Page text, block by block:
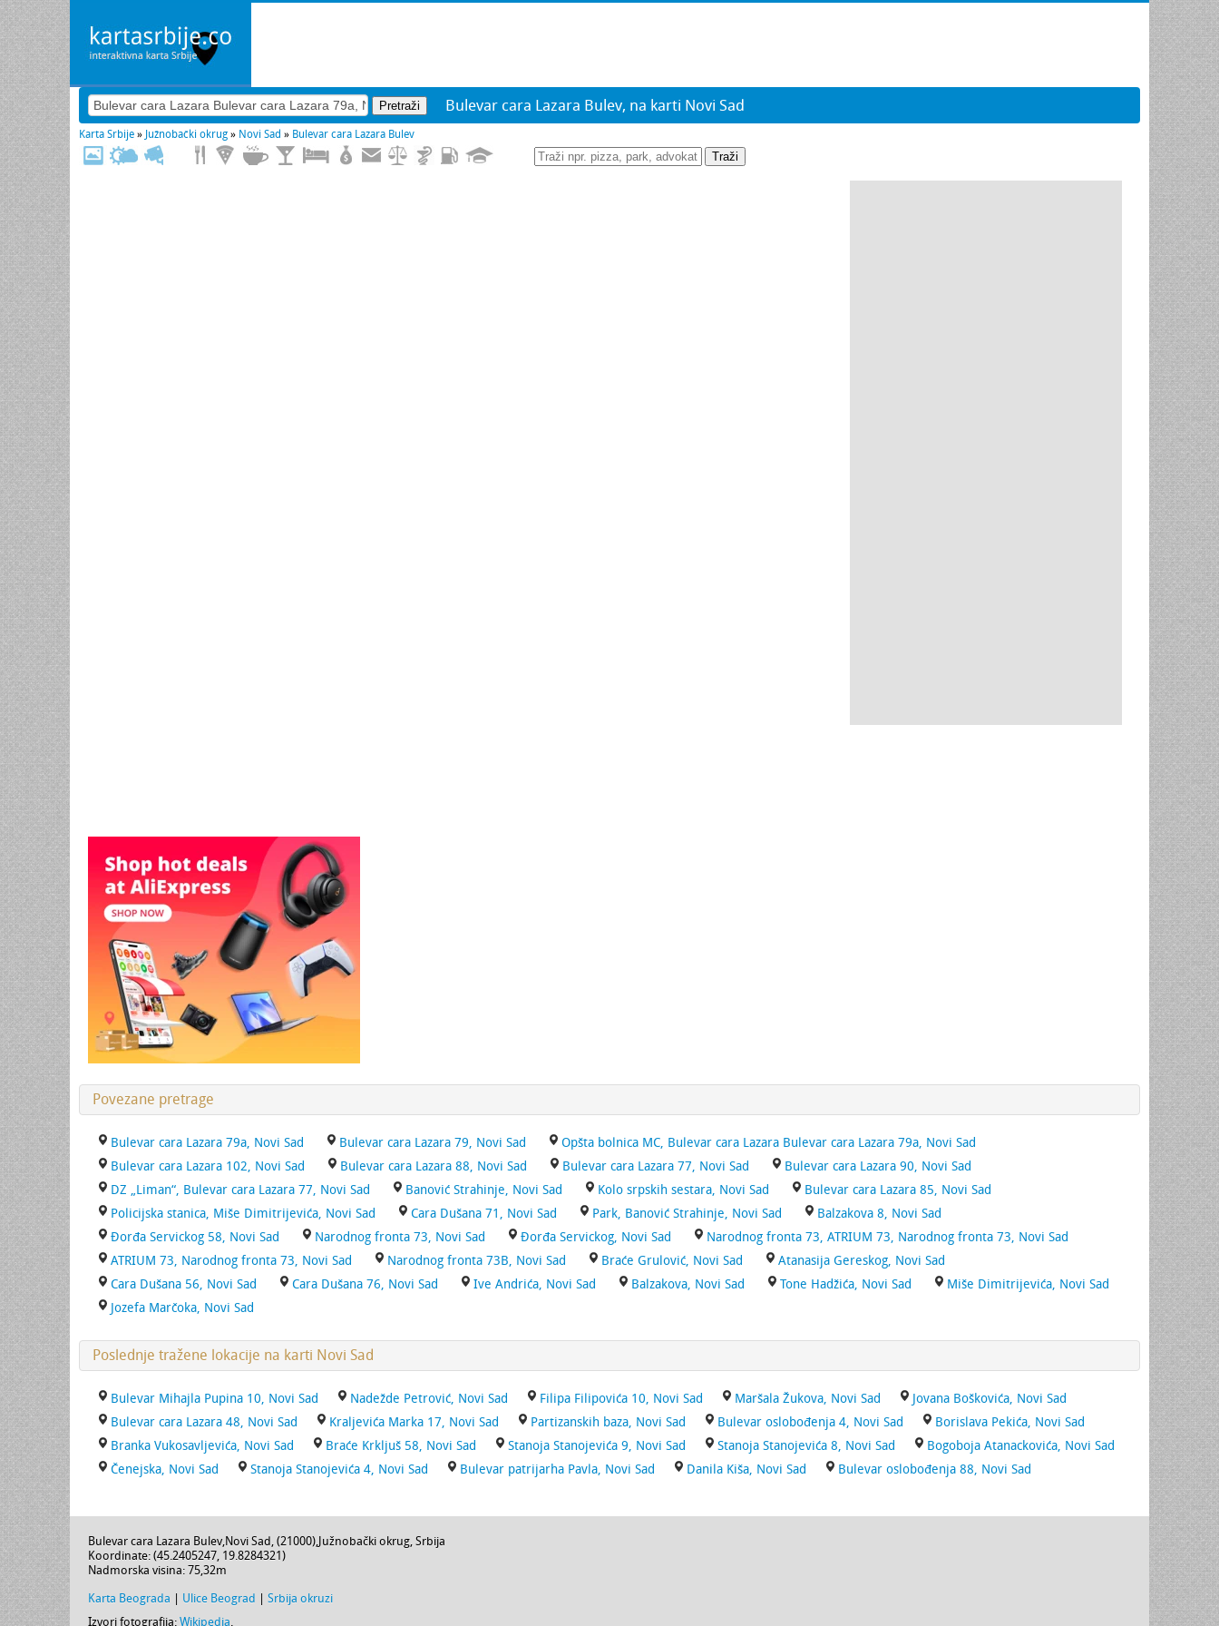
Bulevar cara Lazara Bulev, na karti Novi Sad
Karta Srbije » Južnobački okrug » Novi Sad » Bulevar cara Lazara Bulev
Traži
Povezane pretrage
Bulevar cara Lazara 79a, Novi Sad Bulevar cara Lazara 79, Novi Sad
Opšta bolnica MC, Bulevar cara Lazara Bulevar cara Lazara 79a, Novi Sad
Bulevar cara Lazara 102, Novi Sad
Bulevar cara Lazara 88, Novi Sad Bulevar cara Lazara 77, Novi Sad
Bulevar cara Lazara 90, Novi Sad
DZ „Liman“, Bulevar cara Lazara 77, Novi Sad
Banović Strahinje, Novi Sad Kolo srpskih sestara, Novi Sad
Bulevar cara Lazara 85, Novi Sad
Policijska stanica, Miše Dimitrijevića, Novi Sad
Cara Dušana 71, Novi Sad Park, Banović Strahinje, Novi Sad
Balzakova 8, Novi Sad
Đorđa Servickog 58, Novi Sad
Narodnog fronta 73, Novi Sad Đorđa Servickog, Novi Sad
Narodnog fronta 73, ATRIUM 73, Narodnog fronta 73, Novi Sad
ATRIUM 73, Narodnog fronta 73, Novi Sad
Narodnog fronta 73B, Novi Sad Braće Grulović, Novi Sad
Atanasija Gereskog, Novi Sad
Cara Dušana 56, Novi Sad
Cara Dušana 76, Novi Sad Ive Andrića, Novi Sad Balzakova, Novi Sad Tone Hadžića, Novi Sad
Miše Dimitrijevića, Novi Sad
Jozefa Marčoka, Novi Sad
Poslednje tražene lokacije na karti Novi Sad
Bulevar Mihajla Pupina 10, Novi Sad Nadežde Petrović, Novi Sad Filipa Filipovića 10, Novi Sad Maršala Žukova, Novi Sad
Jovana Boškovića, Novi Sad
Bulevar cara Lazara 48, Novi Sad
Kraljevića Marka 17, Novi Sad Partizanskih baza, Novi Sad Bulevar oslobođenja 4, Novi Sad
Borislava Pekića, Novi Sad
Branka Vukosavljevića, Novi Sad
Braće Krkljuš 58, Novi Sad Stanoja Stanojevića 9, Novi Sad Stanoja Stanojevića 8, Novi Sad
Bogoboja Atanackovića, Novi Sad
Čenejska, Novi Sad
Stanoja Stanojevića 4, Novi Sad Bulevar patrijarha Pavla, Novi Sad Danila Kiša, Novi Sad Bulevar oslobođenja 88, Novi Sad
Bulevar cara Lazara Bulev,Novi Sad, (21000), Južnobački okrug, Srbija
Koordinate: (45.2405247, 19.8284321 )
Nadmorska visina: 75,32m
Karta Beograda Ulice Beograd
Srbija okruzi
Izvori fotografija: Wikipedia.